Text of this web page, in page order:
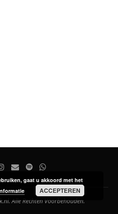
Alle Rechten Voorbehouden.
gaat u akkoord met het
ACCEPTEREN